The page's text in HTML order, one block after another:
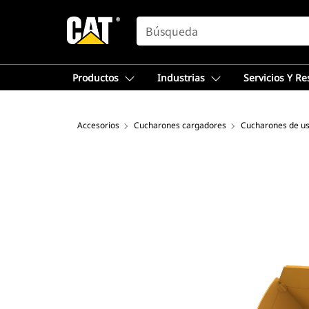
SEARCH
Productos Industrias Servicios Y
Accesorios Cucharones cargadores Cucharones de